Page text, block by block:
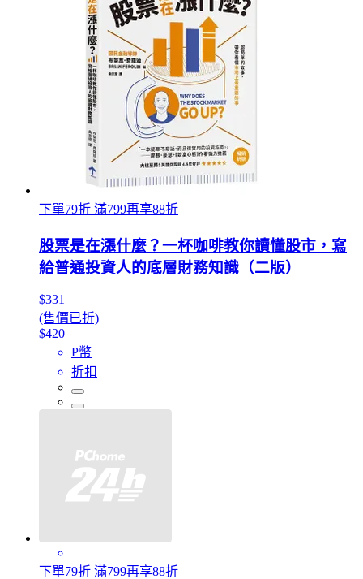
下單79折 滿799再享88折
股票是在漲什麼？一杯咖啡教你讀懂股市，寫
給普通投資人的底層財務知識（二版）
$331
(售價已折)
$420
P幣
折扣
下單79折 滿799再享88折